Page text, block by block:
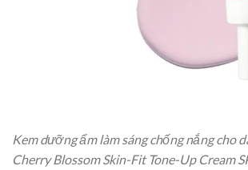
Kem dưỡng ẩm làm sáng chống nắng cho
Cherry Blossom Skin-Fit Tone-Up Cream